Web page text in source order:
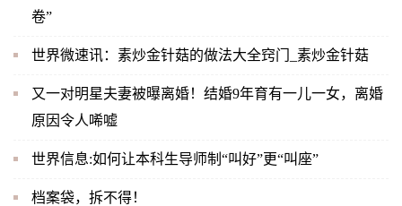
卷”
世界微速讯：素炒金针菇的做法大全窍门_素炒金针菇
又一对明星夫妻被曝离婚！结婚9年育有一儿一女，离婚
原因令人唏嘘
世界信息:如何让本科生导师制“叫好”更“叫座”
档案袋，拆不得！